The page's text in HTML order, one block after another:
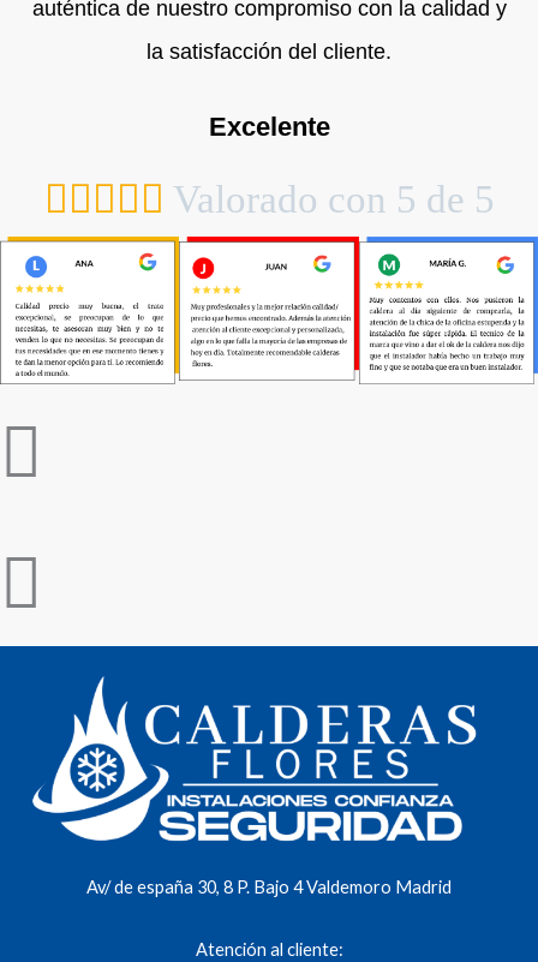
auténtica de nuestro compromiso con la calidad y
la satisfacción del cliente.
Excelente
 Valorado con 5 de 5
Av/ de españa 30, 8 P. Bajo 4 Valdemoro Madrid
Atención al cliente: